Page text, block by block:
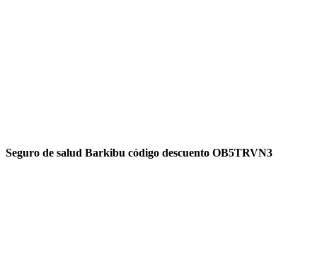
Seguro de salud Barkibu código descuento OB5TRVN3